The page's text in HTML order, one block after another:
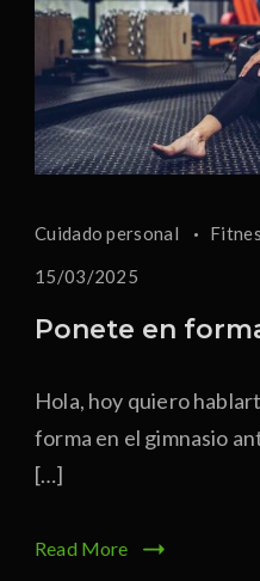
Cuidado personal
15/03/2025
Ponete en
Hola, hoy quiero
forma en el gimnasio
[…]
Read More